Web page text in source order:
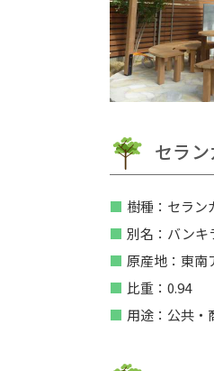
セラ
樹種：セラン
別名：バンキ
原産地：東南
比重：0.94
用途：公共・